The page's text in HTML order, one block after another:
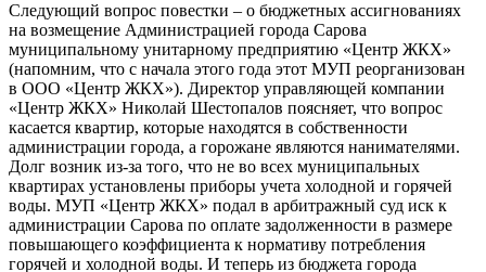
Следующий вопрос повестки – о бюджетных ассигнованиях
на возмещение Администрацией города Сарова
муниципальному унитарному предприятию «Центр ЖКХ»
(напомним, что с начала этого года этот МУП реорганизован
в ООО «Центр ЖКХ»). Директор управляющей компании
«Центр ЖКХ» Николай Шестопалов поясняет, что вопрос
касается квартир, которые находятся в собственности
администрации города, а горожане являются нанимателями.
Долг возник из-за того, что не во всех муниципальных
квартирах установлены приборы учета холодной и горячей
воды. МУП «Центр ЖКХ» подал в арбитражный суд иск к
администрации Сарова по оплате задолженности в размере
повышающего коэффициента к нормативу потребления
горячей и холодной воды. И теперь из бюджета города